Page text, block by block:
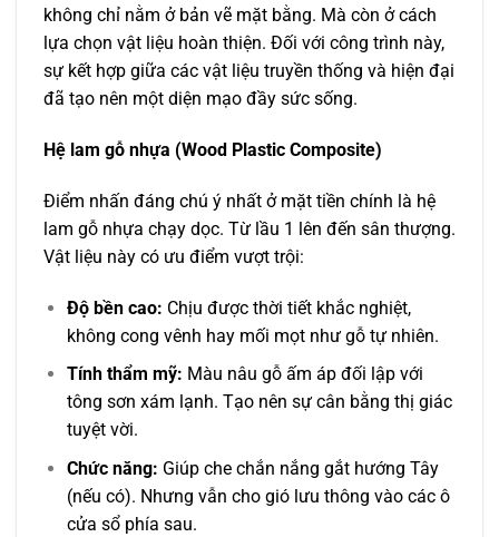
không chỉ nằm ở bản vẽ mặt bằng. Mà còn ở cách
lựa chọn vật liệu hoàn thiện. Đối với công trình này,
sự kết hợp giữa các vật liệu truyền thống và hiện đại
đã tạo nên một diện mạo đầy sức sống.
Hệ lam gỗ nhựa (Wood Plastic Composite)
Điểm nhấn đáng chú ý nhất ở mặt tiền chính là hệ
lam gỗ nhựa chạy dọc. Từ lầu 1 lên đến sân thượng.
Vật liệu này có ưu điểm vượt trội:
Độ bền cao: Chịu được thời tiết khắc nghiệt,
không cong vênh hay mối mọt như gỗ tự nhiên.
Tính thẩm mỹ: Màu nâu gỗ ấm áp đối lập với
tông sơn xám lạnh. Tạo nên sự cân bằng thị giác
tuyệt vời.
Chức năng: Giúp che chắn nắng gắt hướng Tây
(nếu có). Nhưng vẫn cho gió lưu thông vào các ô
cửa sổ phía sau.